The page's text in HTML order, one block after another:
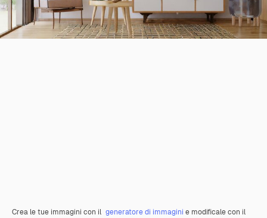
Crea le tue immagini con il generatore di immagini e modificale con il